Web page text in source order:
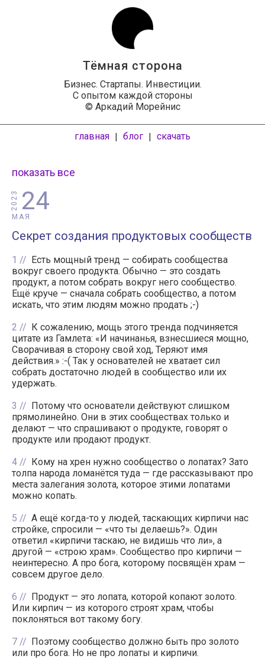
Тёмная сторона
Бизнес. Стартапы. Инвестиции.
С опытом каждой стороны
© Аркадий Морейнис
главная | блог | скачать
показать все
24
МАЯ
2023
Секрет создания продуктовых сообществ
1
Есть мощный тренд — собирать сообщества
вокруг своего продукта. Обычно — это создать
продукт, а потом собрать вокруг него сообщество.
Ещё круче — сначала собрать сообщество, а потом
искать, что этим людям можно продать ;-)
2
К сожалению, мощь этого тренда подчиняется
цитате из Гамлета: «И начинанья, взнесшиеся мощно,
Сворачивая в сторону свой ход, Теряют имя
действия.» :-( Так у основателей не хватает сил
собрать достаточно людей в сообщество или их
удержать.
3
Потому что основатели действуют слишком
прямолинейно. Они в этих сообществах только и
делают — что спрашивают о продукте, говорят о
продукте или продают продукт.
4
Кому на хрен нужно сообщество о лопатах? Зато
толпа народа ломанётся туда — где рассказывают про
места залегания золота, которое этими лопатами
можно копать.
5
А ещё когда-то у людей, таскающих кирпичи нас
стройке, спросили — «что ты делаешь?». Один
ответил «кирпичи таскаю, не видишь что ли», а
другой — «строю храм». Сообщество про кирпичи —
неинтересно. А про бога, которому посвящён храм —
совсем другое дело.
6
Продукт — это лопата, которой копают золото.
Или кирпич — из которого строят храм, чтобы
поклоняться вот такому богу.
7
Поэтому сообщество должно быть про золото
или про бога. Но не про лопаты и кирпичи.